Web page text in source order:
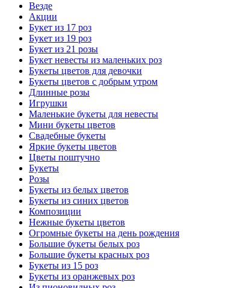
Везде
Акции
Букет из 17 роз
Букет из 19 роз
Букет из 21 розы
Букет невесты из маленьких роз
Букеты цветов для девочки
Букеты цветов с добрым утром
Длинные розы
Игрушки
Маленькие букеты для невесты
Мини букеты цветов
Свадебные букеты
Яркие букеты цветов
Цветы поштучно
Букеты
Розы
Букеты из белых цветов
Букеты из синих цветов
Композиции
Нежные букеты цветов
Огромные букеты на день рождения
Большие букеты белых роз
Большие букеты красных роз
Букеты из 15 роз
Букеты из оранжевых роз